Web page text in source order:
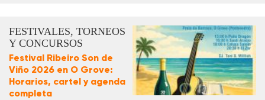
FESTIVALES, TORNEOS
Y CONCURSOS
Festival Ribeiro Son de
Viño 2026 en O Grove:
Horarios, cartel y agenda
completa